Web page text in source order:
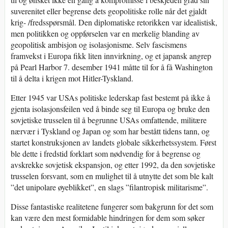
suverenitet eller begrense dets geopolitiske rolle når det gjaldt
krig- /fredsspørsmål. Den diplomatiske retorikken var idealistisk,
men politikken og oppførselen var en merkelig blanding av
geopolitisk ambisjon og isolasjonisme. Selv fascismens
framvekst i Europa fikk liten innvirkning, og et japansk angrep
på Pearl Harbor 7. desember 1941 måtte til for å få Washington
til å delta i krigen mot Hitler-Tyskland.
Etter 1945 var USAs politiske lederskap fast bestemt på ikke å
gjenta isolasjonsfeilen ved å binde seg til Europa og bruke den
sovjetiske trusselen til å begrunne USAs omfattende, militære
nærvær i Tyskland og Japan og som har bestått tidens tann, og
startet konstruksjonen av landets globale sikkerhetssystem. Først
ble dette i fredstid forklart som nødvendig for å begrense og
avskrekke sovjetisk ekspansjon, og etter 1992, da den sovjetiske
trusselen forsvant, som en mulighet til å utnytte det som ble kalt
”det unipolare øyeblikket”, en slags ”filantropisk militarisme”.
Disse fantastiske realitetene fungerer som bakgrunn for det som
kan være den mest formidable hindringen for dem som søker